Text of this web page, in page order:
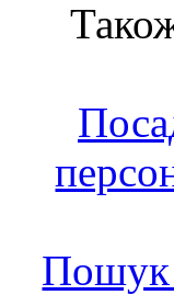
Пошук